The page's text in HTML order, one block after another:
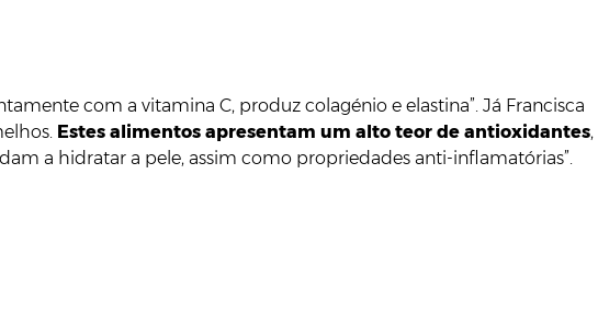
com a vitamina C, produz colagénio e elastina”. Já Francisca
Estes alimentos apresentam um alto teor de antioxidantes,
a hidratar a pele, assim como propriedades anti-inflamatórias”.